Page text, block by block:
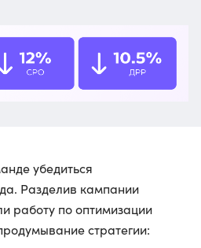
убедиться
Разделив кампании
работу по оптимизации
стратегии: